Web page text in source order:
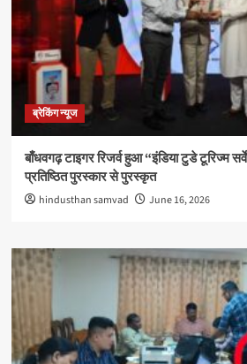
ब्रेकिंग न्यूज
बाँधवगढ़ टाइगर रिजर्व हुआ “इंडिया टुडे टूरिज्म
प्रतिष्ठित पुरस्कार से पुरस्कृत
hindusthan samvad June 16, 2026